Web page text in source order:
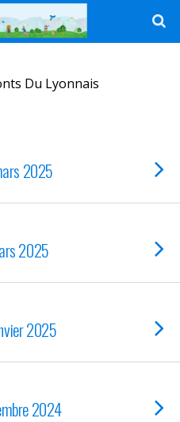
Du Lyonnais
2025
2025
2025
2024